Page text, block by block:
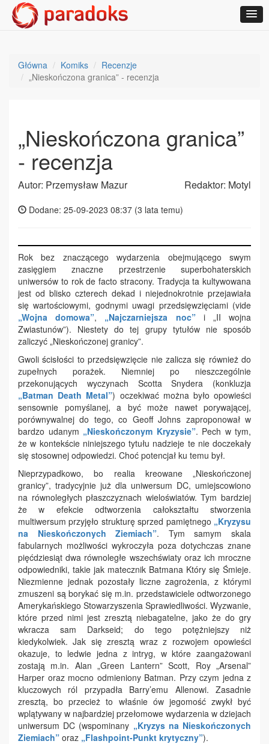
Główna Komiks
Recenzje
„Nieskończona granica” - recenzja
„Nieskończona granica”
- recenzja
Autor: Przemysław Mazur Redaktor: Motyl
Dodane: 25-09-2023 08:37 (3 lata temu)
Rok bez znaczącego wydarzenia obejmującego swym
zasięgiem znaczne przestrzenie superbohaterskich
uniwersów to rok de facto stracony. Tradycja ta kultywowana
jest od blisko czterech dekad i niejednokrotnie przejawiała
się wartościowymi, godnymi uwagi przedsięwzięciami (vide
„Wojna domowa”, „Najczarniejsza noc”i „II wojna
Zwiastunów”). Niestety do tej grupy tytułów nie sposób
zaliczyć „Nieskończonej granicy”.
Gwoli ścisłości to przedsięwzięcie nie zalicza się również do
zupełnych porażek. Niemniej po nieszczególnie
przekonujących wyczynach Scotta Snydera (konkluzja
„Batman Death Metal”) oczekiwać można było opowieści
sensownie pomyślanej, a być może nawet porywającej,
porównywalnej do tego, co Geoff Johns zaproponował w
bardzo udanym „Nieskończonym Kryzysie”. Pech w tym,
że w kontekście niniejszego tytułu nadzieje te nie doczekały
się stosownej odpowiedzi. Choć potencjał ku temu był.
Nieprzypadkowo, bo realia kreowane „Nieskończonej
granicy”, tradycyjnie już dla uniwersum DC, umiejscowiono
na równoległych płaszczyznach wieloświatów. Tym bardziej
że w efekcie odtworzenia całokształtu stworzenia
multiwersum przyjęło strukturę sprzed pamiętnego „Kryzysu
na Nieskończonych Ziemiach”. Tym samym skala
fabularnych możliwości wykroczyła poza dotychczas znane
pięćdziesiąt dwa równoległe wszechświaty oraz ich mroczne
odpowiedniki, takie jak matecznik Batmana Który się Śmieje.
Niezmienne jednak pozostały liczne zagrożenia, z którymi
zmuszeni są borykać się m.in. przedstawiciele odtworzonego
Amerykańskiego Stowarzyszenia Sprawiedliwości. Wyzwanie,
które przed nimi jest zresztą niebagatelne, jako że do gry
wkracza sam Darkseid; do tego potężniejszy niż
kiedykolwiek. Jak się zresztą wraz z rozwojem opowieści
okazuje, to ledwie jedna z intryg, w które zaangażowani
zostają m.in. Alan „Green Lantern” Scott, Roy „Arsenal”
Harper oraz mocno odmieniony Batman. Przy czym jedna z
kluczowych ról przypadła Barry’emu Allenowi. Zasadnie
zresztą, bo przecież to właśnie ów jegomość zwykł być
wplątywany w najbardziej przełomowe wydarzenia w dziejach
uniwersum DC (wspominany „Kryzys na Nieskończonych
Ziemiach” oraz „Flashpoint-Punkt krytyczny”).